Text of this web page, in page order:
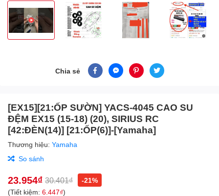
Chia sẻ
[EX15][21:ỐP SƯỜN] YACS-4045 CAO SU
ĐỆM EX15 (15-18) (20), SIRIUS RC
[42:ĐÈN(14)] [21:ỐP(6)]-[Yamaha]
Thương hiệu: Yamaha
So sánh
23.954₫ 30.401₫
-21%
(Tiết kiệm: 6.447₫)